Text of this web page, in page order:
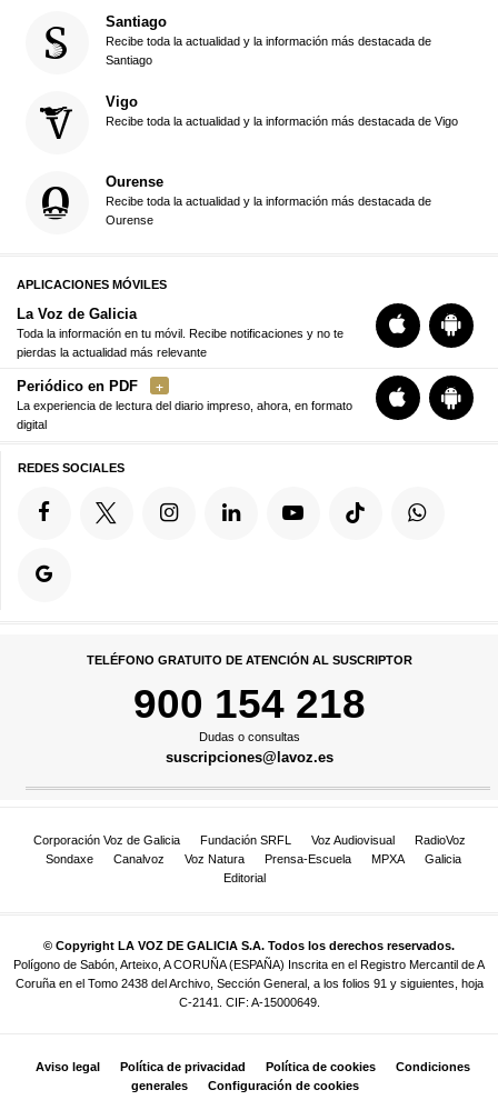
Santiago
Recibe toda la actualidad y la información más destacada de
Santiago
Vigo
Recibe toda la actualidad y la información más destacada de Vigo
Ourense
Recibe toda la actualidad y la información más destacada de
Ourense
APLICACIONES MÓVILES
La Voz de Galicia
Toda la información en tu móvil. Recibe notificaciones y no te
pierdas la actualidad más relevante
Periódico en PDF
La experiencia de lectura del diario impreso, ahora, en formato
digital
REDES SOCIALES
TELÉFONO GRATUITO DE ATENCIÓN AL SUSCRIPTOR
900 154 218
Dudas o consultas
suscripciones@lavoz.es
Corporación Voz de Galicia Fundación SRFL Voz Audiovisual
RadioVoz
Sondaxe
Canalvoz Voz Natura Prensa-Escuela MPXA
Galicia
Editorial
© Copyright LA VOZ DE GALICIA S.A. Todos los derechos reservados.
Polígono de Sabón, Arteixo, A CORUÑA (ESPAÑA) Inscrita en el Registro Mercantil de A
Coruña en el Tomo 2438 del Archivo, Sección General, a los folios 91 y siguientes, hoja
C-2141. CIF: A-15000649.
Aviso legal Política de privacidad Política de cookies
Condiciones
generales
Configuración de cookies